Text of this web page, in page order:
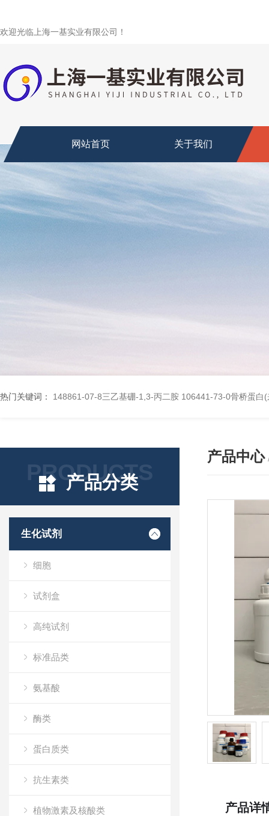
欢迎光临上海一基实业有限公司！
网站首页 关于我们
热门关键词： 148861-07-8三乙基硼-1,3-丙二胺 106441-73-0骨桥蛋白
PRODUCTS
产品分类
生化试剂
细胞
试剂盒
高纯试剂
标准品类
氨基酸
酶类
蛋白质类
抗生素类
植物激素及核酸类
产品中心
产品详